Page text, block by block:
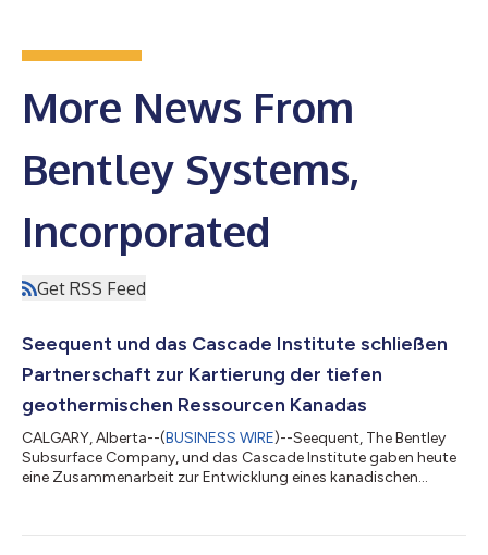
More News From
Bentley Systems,
Incorporated
Get RSS Feed
Seequent und das Cascade Institute schließen
Partnerschaft zur Kartierung der tiefen
geothermischen Ressourcen Kanadas
CALGARY, Alberta--(BUSINESS WIRE)--Seequent, The Bentley
Subsurface Company, und das Cascade Institute gaben heute
eine Zusammenarbeit zur Entwicklung eines kanadischen
aufzeigen und die Entwicklung erneuerbarer Energien